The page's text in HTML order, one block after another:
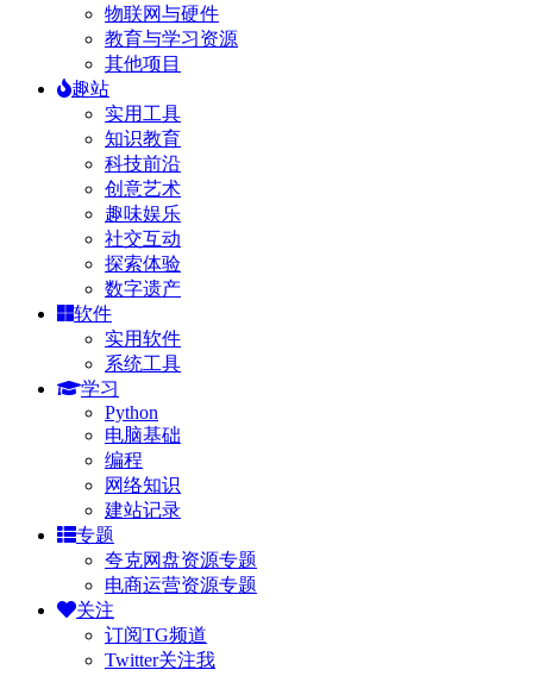
物联网与硬件
教育与学习资源
其他项目
趣站
实用工具
知识教育
科技前沿
创意艺术
趣味娱乐
社交互动
探索体验
数字遗产
软件
实用软件
系统工具
学习
Python
电脑基础
编程
网络知识
建站记录
专题
夸克网盘资源专题
电商运营资源专题
关注
订阅TG频道
Twitter关注我